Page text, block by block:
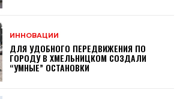
ИННОВАЦИИ
ДЛЯ УДОБНОГО ПЕРЕДВИЖЕНИЯ ПО
ГОРОДУ В ХМЕЛЬНИЦКОМ СОЗДАЛИ
“УМНЫЕ” ОСТАНОВКИ